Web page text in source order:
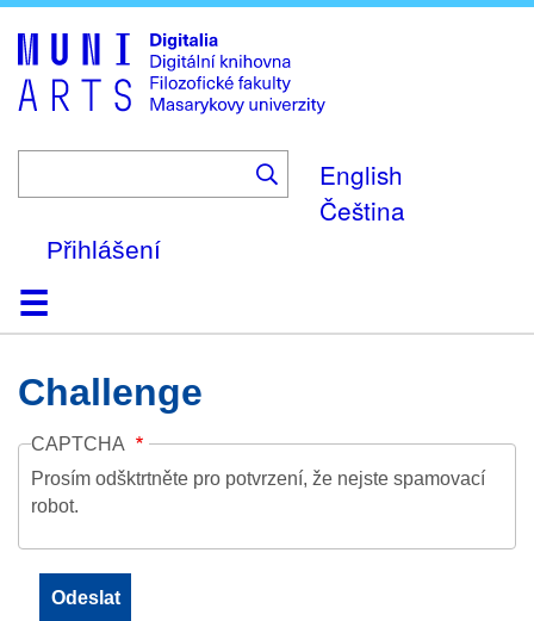
to
main
content
English
Čeština
Přihlášení
DomůKolekce
Prohlížení
Vyhledávání
O platformě
Nápověda
KontaktDigitalia
Challenge
CAPTCHA
Prosím odšktrtněte pro potvrzení, že nejste spamovací
robot.